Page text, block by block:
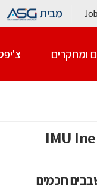
מבית
ומחקרים
IMU
חכמים